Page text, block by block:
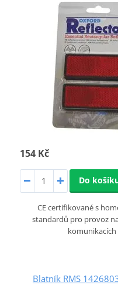
154 Kč
Do
CE certifikované s
standardů pro provoz
Blatník RMS